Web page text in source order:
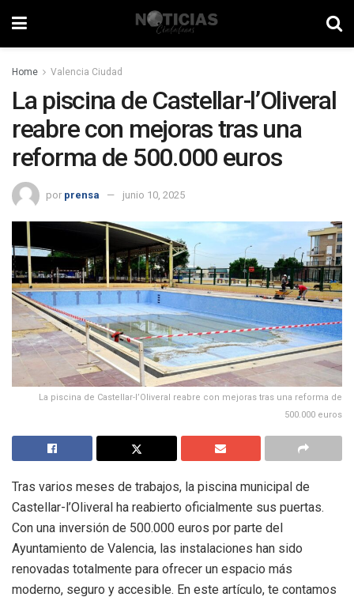
Home Valencia Ciudad
La piscina de Castellar-l’Oliveral
reabre con mejoras tras una
reforma de 500.000 euros
por prensa junio 10, 2025
La piscina de Castellar-l’Oliveral reabre con mejoras tras una reforma de
500.000 euros
Tras varios meses de trabajos, la piscina municipal de
Castellar-l’Oliveral ha reabierto oficialmente sus puertas.
Con una inversión de 500.000 euros por parte del
Ayuntamiento de Valencia, las instalaciones han sido
renovadas totalmente para ofrecer un espacio más
moderno, seguro y accesible. En este artículo, te contamos